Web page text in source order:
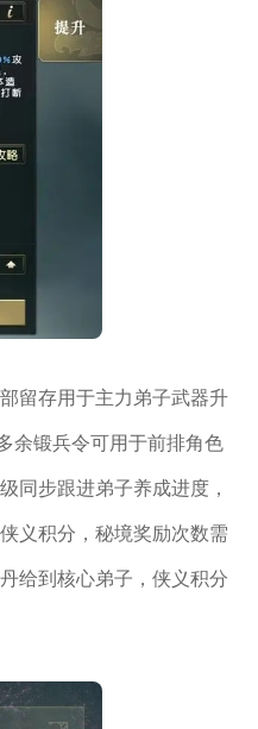
留存用于主力弟子武器升
余锻兵令可用于前排角色
同步跟进弟子养成进度，
义积分，秘境奖励次数需
给到核心弟子，侠义积分